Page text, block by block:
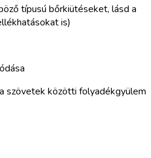
típusú bőrkiütéseket, lásd a
is)
szövetek közötti folyadékgyülem